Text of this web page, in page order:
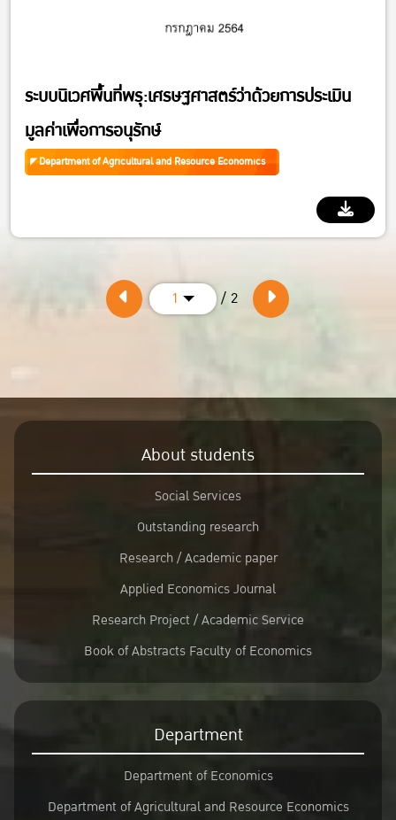
ระบบนิเวศพื้นที่พรุ:เศรษฐศาสตร์ว่าด้วยการประเมิน
มูลค่าเพื่อการอนุรักษ์
Department of Agricultural and Resource Economics
1 / 2
About students
Social Services
Outstanding research
Research / Academic paper
Applied Economics Journal
Research Project / Academic Service
Book of Abstracts Faculty of Economics
Department
Department of Economics
Department of Agricultural and Resource Economics